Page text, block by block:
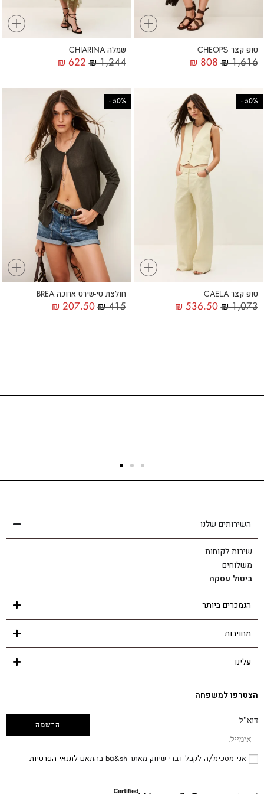
+
טופ קצר CHEOPS
₪1,616
₪ 808
+
שמלה CHIARINA
₪1,244
₪ 622
+
50%
-
טופ קצר CAELA
₪1,073
₪ 536.50
+
50%
-
חולצת טי-שירט ארוכה BREA
₪415
₪ 207.50
משלוחים
השירותים שלנו
שירות לקוחות
משלוחים
ביטול עסקה
הנמכרים ביותר
מחויבות
עלינו
הצטרפו למשפחה
דוא"ל
אני מסכימ/ה לקבל דברי שיווק מאתר ba&sh בהתאם לתנאי הפרטיות